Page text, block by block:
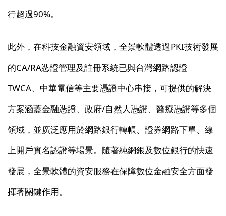
行超過90%。
此外，在科技金融資安領域，全景軟體透過PKI技術發展
的CA/RA憑證管理及註冊系統已與台灣網路認證
TWCA、中華電信等主要憑證中心串接，可提供的解決
方案涵蓋金融憑證、政府/自然人憑證、醫療憑證等多個
領域，並廣泛應用於網路銀行轉帳、證券網路下單、線
上開戶實名認證等場景。隨著純網銀及數位銀行的快速
發展，全景軟體的資安服務在保障數位金融安全方面發
揮著關鍵作用。